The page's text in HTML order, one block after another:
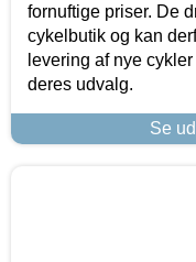
fornuftige priser. De
cykelbutik og kan
levering af nye
deres udvalg.
Se